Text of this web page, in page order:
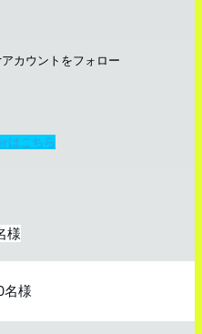
カウントをフォロー
はこちら
様
名様